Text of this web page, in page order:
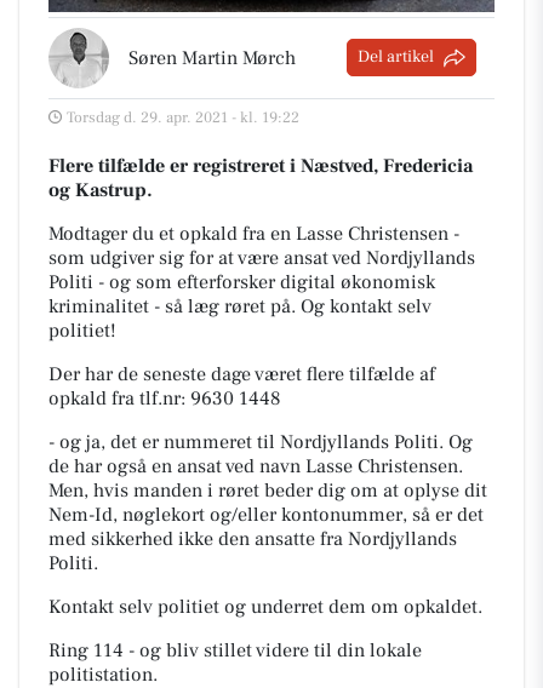
Søren Martin Mørch Del artikel
Torsdag d. 29. apr. 2021 - kl. 19:22
Flere tilfælde er registreret i Næstved, Fredericia
og Kastrup.
Modtager du et opkald fra en Lasse Christensen -
som udgiver sig for at være ansat ved Nordjyllands
Politi - og som efterforsker digital økonomisk
kriminalitet - så læg røret på. Og kontakt selv
politiet!
Der har de seneste dage været flere tilfælde af
opkald fra tlf.nr: 9630 1448
- og ja, det er nummeret til Nordjyllands Politi. Og
de har også en ansat ved navn Lasse Christensen.
Men, hvis manden i røret beder dig om at oplyse dit
Nem-Id, nøglekort og/eller kontonummer, så er det
med sikkerhed ikke den ansatte fra Nordjyllands
Politi.
Kontakt selv politiet og underret dem om opkaldet.
Ring 114 - og bliv stillet videre til din lokale
politistation.